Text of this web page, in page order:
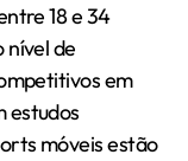
18 e 34
nível de
em
estudos
móveis estão